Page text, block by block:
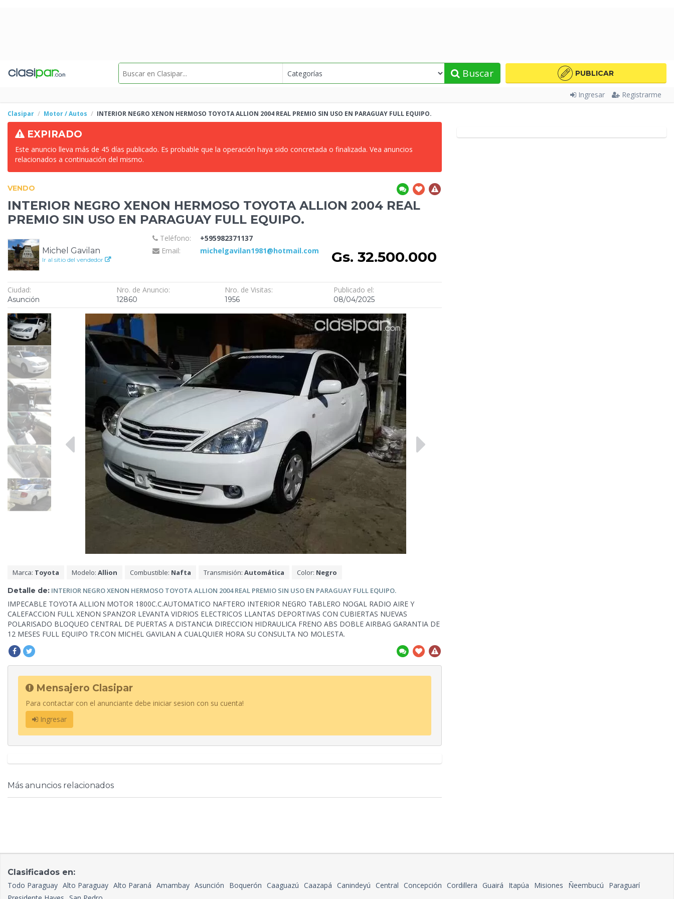
Buscar PUBLICAR
Ingresar Registrarme
Clasipar Motor / Autos INTERIOR NEGRO XENON HERMOSO TOYOTA ALLION 2004 REAL PREMIO SIN USO EN PARAGUAY FULL EQUIPO.
EXPIRADO
Este anuncio lleva más de 45 días publicado. Es probable que la operación haya sido concretada o finalizada. Vea anuncios
relacionados a continuación del mismo.
VENDO
INTERIOR NEGRO XENON HERMOSO TOYOTA ALLION 2004 REAL
PREMIO SIN USO EN PARAGUAY FULL EQUIPO.
Michel Gavilan
Ir al sitio del vendedor
Teléfono:
+595982371137
Email:
michelgavilan1981@hotmail.com Gs. 32.500.000
Ciudad:
Asunción
Nro. de Anuncio:
12860
Nro. de Visitas:
1956
Publicado el:
08/04/2025
Marca: Toyota Modelo: Allion Combustible: Nafta Transmisión: Automática Color: Negro
Detalle de: INTERIOR NEGRO XENON HERMOSO TOYOTA ALLION 2004 REAL PREMIO SIN USO EN PARAGUAY FULL EQUIPO.
IMPECABLE TOYOTA ALLION MOTOR 1800C.C.AUTOMATICO NAFTERO INTERIOR NEGRO TABLERO NOGAL RADIO AIRE Y
CALEFACCION FULL XENON SPANZOR LEVANTA VIDRIOS ELECTRICOS LLANTAS DEPORTIVAS CON CUBIERTAS NUEVAS
POLARISADO BLOQUEO CENTRAL DE PUERTAS A DISTANCIA DIRECCION HIDRAULICA FRENO ABS DOBLE AIRBAG GARANTIA DE
12 MESES FULL EQUIPO TR.CON MICHEL GAVILAN A CUALQUIER HORA SU CONSULTA NO MOLESTA.
Mensajero Clasipar
Para contactar con el anunciante debe iniciar sesion con su cuenta!
Ingresar
Más anuncios relacionados
Clasificados en:
Todo Paraguay Alto Paraguay Alto Paraná Amambay Asunción Boquerón Caaguazú Caazapá Canindeyú Central Concepción Cordillera Guairá Itapúa Misiones Ñeembucú
Paraguarí